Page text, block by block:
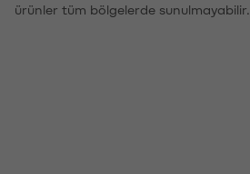
ürünler tüm bölgelerde sunulmayabilir.